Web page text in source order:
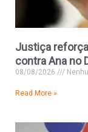
Justiça
contra Ana no
08/08/2026
Read More »